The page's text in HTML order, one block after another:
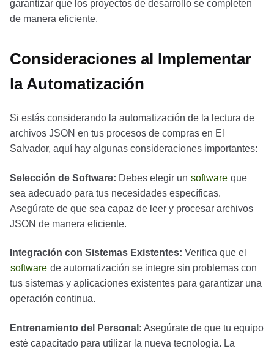
garantizar que los proyectos de desarrollo se completen
de manera eficiente.
Consideraciones al Implementar
la Automatización
Si estás considerando la automatización de la lectura de
archivos JSON en tus procesos de compras en El
Salvador, aquí hay algunas consideraciones importantes:
Selección de Software: Debes elegir un software que
sea adecuado para tus necesidades específicas.
Asegúrate de que sea capaz de leer y procesar archivos
JSON de manera eficiente.
Integración con Sistemas Existentes: Verifica que el
software de automatización se integre sin problemas con
tus sistemas y aplicaciones existentes para garantizar una
operación continua.
Entrenamiento del Personal: Asegúrate de que tu equipo
esté capacitado para utilizar la nueva tecnología. La